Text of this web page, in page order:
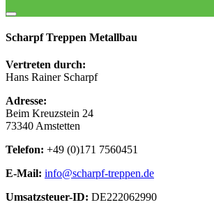
Scharpf Treppen Metallbau
Vertreten durch:
Hans Rainer Scharpf
Adresse:
Beim Kreuzstein 24
73340 Amstetten
Telefon: +49 (0)171 7560451
E-Mail: info@scharpf-treppen.de
Umsatzsteuer-ID: DE222062990